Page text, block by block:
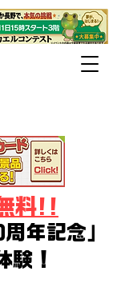
年記念」
験！
料!!